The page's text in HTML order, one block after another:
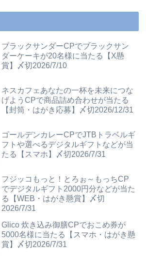
ブラックサンダーCPでブラックサン
ダーケーキが20名様に当たる【X懸
賞】〆切2026/7/10
ネスカフェあなたの一杯を未来につな
げようCPで商品詰め合わせが当たる
【封筒・はがき応募】〆切2026/12/31
ゴールデンカレーCPでJTBトラベルギ
フトや選べるデジタルギフトなどが当
たる【スマホ】〆切2026/7/31
フジッコもっと！とろぉ～もっちCP
でデジタルギフト2000円分などが当た
る【WEB・はがき懸賞】〆切
2026/7/31
Glico 炊き込み御膳CPでおこめ券が
5000名様に当たる【スマホ・はがき懸
賞】〆切2026/7/31